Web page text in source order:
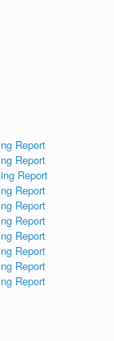
Report
Report
Report
Report
Report
Report
Report
Report
Report
Report